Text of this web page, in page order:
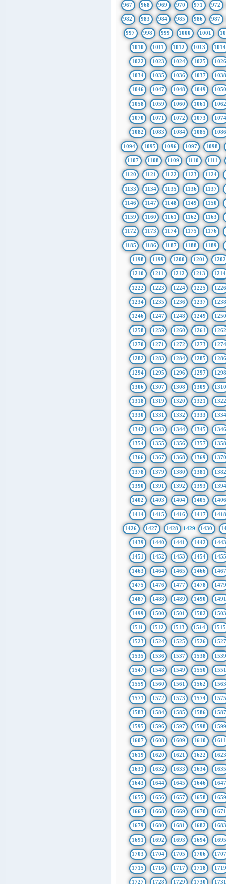
967 968 969 970 971 972
982 983 984 985 986 987
997 998 999 1000 1001
1010 1011 1012 1013 1014
1022 1023 1024 1025 1026
1034 1035 1036 1037 1038
1046 1047 1048 1049 1050
1058 1059 1060 1061 1062
1070 1071 1072 1073 1074
1082 1083 1084 1085 1086
1094 1095 1096 1097 1098
1107 1108 1109 1110 1111
1120 1121 1122 1123 1124
1133 1134 1135 1136 1137
1146 1147 1148 1149 1150
1159 1160 1161 1162 1163
1172 1173 1174 1175 1176
1185 1186 1187 1188 1189
1198 1199 1200 1201 1202
1210 1211 1212 1213 1214
1222 1223 1224 1225 1226
1234 1235 1236 1237 1238
1246 1247 1248 1249 1250
1258 1259 1260 1261 1262
1270 1271 1272 1273 1274
1282 1283 1284 1285 1286
1294 1295 1296 1297 1298
1306 1307 1308 1309
1318 1319 1320 1321 1322
1330 1331 1332 1333 1334
1342 1343 1344 1345 1346
1354 1355 1356 1357 1358
1366 1367 1368 1369 1370
1378 1379 1380 1381 1382
1390 1391 1392 1393 1394
1402 1403 1404 1405
1414 1415 1416 1417 1418
1426 1427 1428 1429 1430
1439 1440 1441 1442 1443
1451 1452 1453 1454 1455
1463 1464 1465 1466 1467
1475 1476 1477 1478 1479
1487 1488 1489 1490 1491
1499 1500 1501 1502 1503
1511 1512 1513 1514 1515
1523 1524 1525 1526 1527
1535 1536 1537 1538 1539
1547 1548 1549 1550 1551
1559 1560 1561 1562 1563
1571 1572 1573 1574 1575
1583 1584 1585 1586 1587
1595 1596 1597 1598 1599
1607 1608 1609 1610 1611
1619 1620 1621 1622 1623
1631 1632 1633 1634 1635
1643 1644 1645 1646 1647
1655 1656 1657 1658 1659
1667 1668 1669 1670 1671
1679 1680 1681 1682 1683
1691 1692 1693 1694 1695
1703 1704 1705 1706
1715 1716 1717 1718 1719
1727 1728 1729 1730 1731